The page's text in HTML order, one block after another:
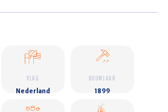
VLAG
Nederland
BOUWJAAR
1899